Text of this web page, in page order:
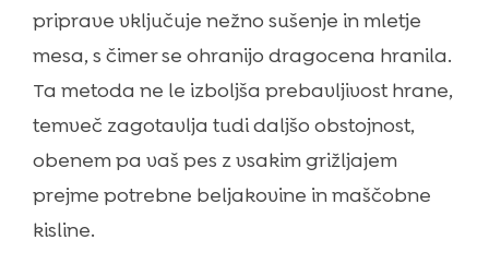
priprave vključuje nežno sušenje in mletje
mesa, s čimer se ohranijo dragocena hranila.
Ta metoda ne le izboljša prebavljivost hrane,
temveč zagotavlja tudi daljšo obstojnost,
obenem pa vaš pes z vsakim grižljajem
prejme potrebne beljakovine in maščobne
kisline.